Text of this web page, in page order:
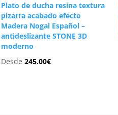
Plato de ducha resina textura
pizarra acabado efecto
Madera Nogal Español –
antideslizante STONE 3D
moderno
Desde245.00€